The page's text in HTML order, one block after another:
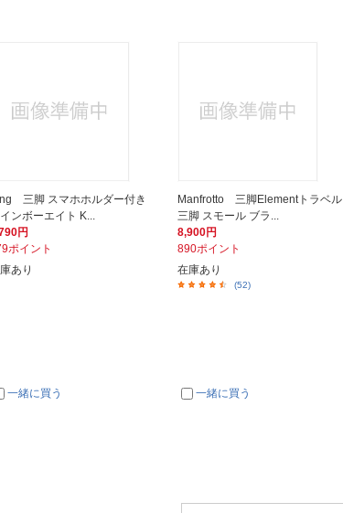
三脚 スマホホルダー付き
ンボーエイト K...
円
ポイント
あり
一緒に買う
Manfrotto 三脚Elementトラベル
三脚 スモール ブラ...
8,900円
890ポイント
在庫あり
(52)
一緒に買う